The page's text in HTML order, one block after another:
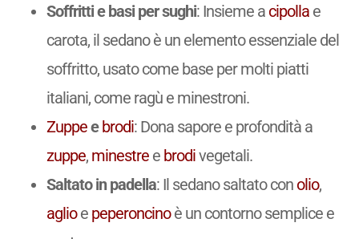
Soffritti e basi per sughi: Insieme a cipollae
carota, il sedano è un elemento essenziale del
soffritto, usato come base per molti piatti
italiani, come ragù e minestroni.
Zuppeebrodi: Dona sapore e profondità a
zuppe, minestree brodivegetali.
Saltato in padella: Il sedano saltato con olio,
aglioe peperoncinoè un contorno semplice e